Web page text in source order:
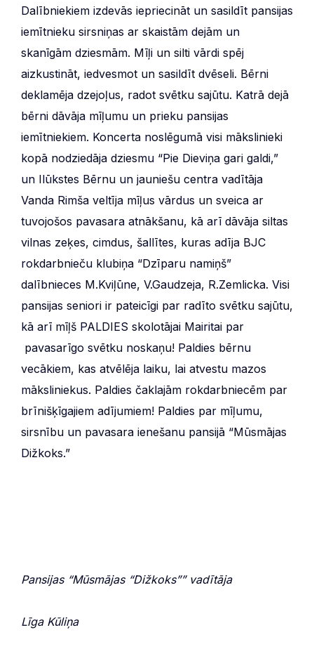
Dalībniekiem izdevās iepriecināt un sasildīt pansijas
iemītnieku sirsniņas ar skaistām dejām un
skanīgām dziesmām. Mīļi un silti vārdi spēj
aizkustināt, iedvesmot un sasildīt dvēseli. Bērni
deklamēja dzejoļus, radot svētku sajūtu. Katrā dejā
bērni dāvāja mīļumu un prieku pansijas
iemītniekiem. Koncerta noslēgumā visi mākslinieki
kopā nodziedāja dziesmu “Pie Dieviņa gari galdi,”
un Ilūkstes Bērnu un jauniešu centra vadītāja
Vanda Rimša veltīja mīļus vārdus un sveica ar
tuvojošos pavasara atnākšanu, kā arī dāvāja siltas
vilnas zeķes, cimdus, šallītes, kuras adīja BJC
rokdarbnieču klubiņa “Dzīparu namiņš”
dalībnieces M.Kviļūne, V.Gaudzeja, R.Zemlicka. Visi
pansijas seniori ir pateicīgi par radīto svētku sajūtu,
kā arī mīļš PALDIES skolotājai Mairitai par
pavasarīgo svētku noskaņu! Paldies bērnu
vecākiem, kas atvēlēja laiku, lai atvestu mazos
māksliniekus. Paldies čaklajām rokdarbniecēm par
brīnišķīgajiem adījumiem! Paldies par mīļumu,
sirsnību un pavasara ienešanu pansijā “Mūsmājas
Dižkoks.”
Pansijas “Mūsmājas “Dižkoks”” vadītāja
Līga Kūliņa